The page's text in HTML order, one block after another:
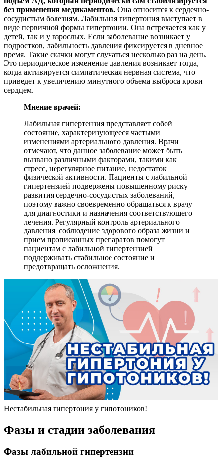
без применения медикаментов. Она относится к сердечно-
сосудистым болезням. Лабильная гипертония выступает в
виде первичной формы гипертонии. Она встречается как у
детей, так и у взрослых. Если заболевание возникает у
подростков, лабильность давления фиксируется в дневное
время. Такие скачки могут случаться несколько раз на день.
Это периодическое изменение давления возникает тогда,
когда активируется симпатическая нервная система, что
приведет к увеличению минутного объема выброса крови
сердцем.
Мнение врачей:
Лабильная гипертензия представляет собой
состояние, характеризующееся частыми
изменениями артериального давления. Врачи
отмечают, что данное заболевание может быть
вызвано различными факторами, такими как
стресс, нерегулярное питание, недостаток
физической активности. Пациенты с лабильной
гипертензией подвержены повышенному риску
развития сердечно-сосудистых заболеваний,
поэтому важно своевременно обращаться к врачу
для диагностики и назначения соответствующего
лечения. Регулярный контроль артериального
давления, соблюдение здорового образа жизни и
прием прописанных препаратов помогут
пациентам с лабильной гипертензией
поддерживать стабильное состояние и
предотвращать осложнения.
Нестабильная гипертония у гипотоников!
Фазы и стадии заболевания
Фазы лабильной гипертензии